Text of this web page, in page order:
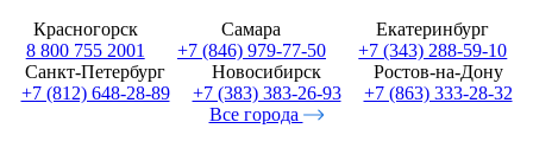
Красногорск
8 800 755 2001
Самара
+7 (846) 979-77-50
Екатеринбург
+7 (343) 288-59-10
Санкт-Петербург
+7 (812) 648-28-89
Новосибирск
+7 (383) 383-26-93
Ростов-на-Дону
+7 (863) 333-28-32
Все города